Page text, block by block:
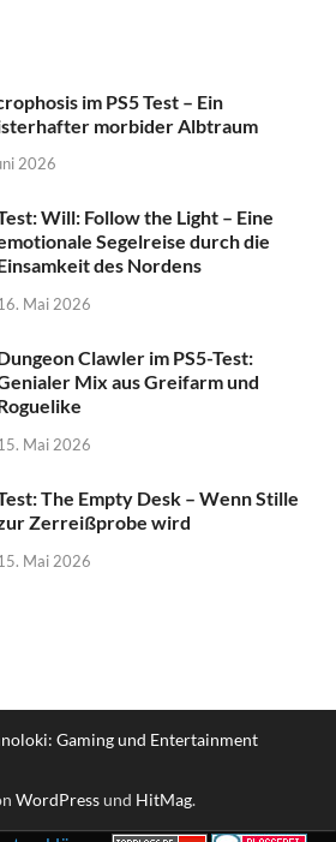
im PS5 Test – Ein
morbider Albtraum
2026
Will: Follow the Light – Eine
Segelreise durch die
des Nordens
Mai 2026
Clawler im PS5-Test:
Mix aus Greifarm und
Mai 2026
The Empty Desk – Wenn Stille
Zerreißprobe wird
Mai 2026
Gaming und Entertainment
WordPressund HitMag.